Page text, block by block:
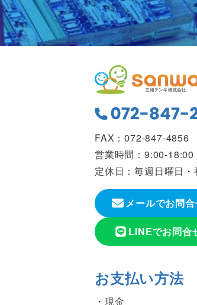
FAX：072-847-4856
営業時間：9:00-18:00
定休日：毎週日曜日・
メールでお問
LINEでお問合
お支払い方法
現金